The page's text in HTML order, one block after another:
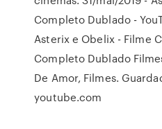
Completo Dublado -
Asterix e Obelix - Filme
Completo Dublado
De Amor, Filmes.
youtube.com